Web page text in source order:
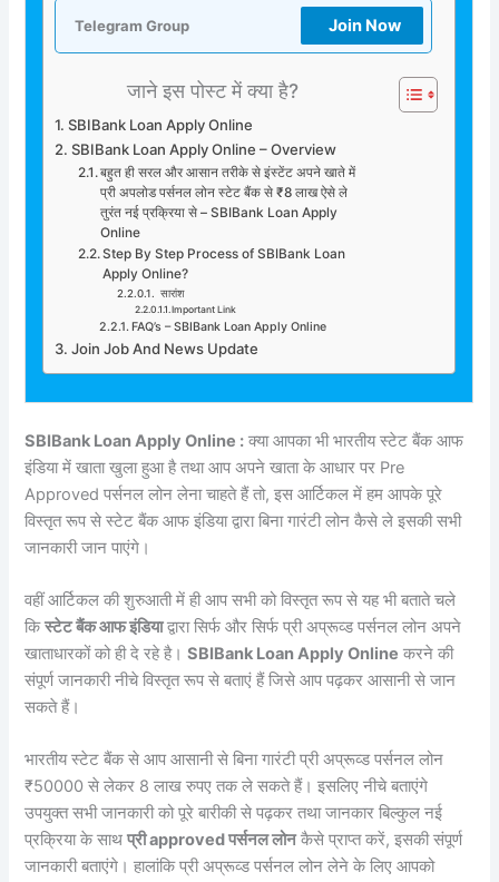
Telegram Group Join Now
जाने इस पोस्ट में क्या है?
SBIBank Loan Apply Online
SBIBank Loan Apply Online – Overview
बहुत ही सरल और आसान तरीके से इंस्टेंट अपने खाते में
प्री अपलोड पर्सनल लोन स्टेट बैंक से ₹8 लाख ऐसे ले
तुरंत नई प्रक्रिया से – SBIBank Loan Apply
Online
Step By Step Process of SBIBank Loan
Apply Online?
सारांश
Important Link
FAQ’s – SBIBank Loan Apply Online
Join Job And News Update
SBIBank Loan Apply Online : क्या आपका भी भारतीय स्टेट बैंक आफ
इंडिया में खाता खुला हुआ है तथा आप अपने खाता के आधार पर Pre
Approved पर्सनल लोन लेना चाहते हैं तो, इस आर्टिकल में हम आपके पूरे
विस्तृत रूप से स्टेट बैंक आफ इंडिया द्वारा बिना गारंटी लोन कैसे ले इसकी सभी
जानकारी जान पाएंगे।
वहीं आर्टिकल की शुरुआती में ही आप सभी को विस्तृत रूप से यह भी बताते चले
किस्टेट बैंक आफ इंडियाद्वारा सिर्फ और सिर्फ प्री अप्रूव्ड पर्सनल लोन अपने
खाताधारकों को ही दे रहे है।SBIBank Loan Apply Online करने की
संपूर्ण जानकारी नीचे विस्तृत रूप से बताएं हैं जिसे आप पढ़कर आसानी से जान
सकते हैं।
भारतीय स्टेट बैंक से आप आसानी से बिना गारंटी प्री अप्रूव्ड पर्सनल लोन
₹50000 से लेकर 8 लाख रुपए तक ले सकते हैं। इसलिए नीचे बताएंगे
उपयुक्त सभी जानकारी को पूरे बारीकी से पढ़कर तथा जानकार बिल्कुल नई
प्रक्रिया के साथप्री approved पर्सनल लोनकैसे प्राप्त करें, इसकी संपूर्ण
जानकारी बताएंगे। हालांकि प्री अप्रूव्ड पर्सनल लोन लेने के लिए आपको